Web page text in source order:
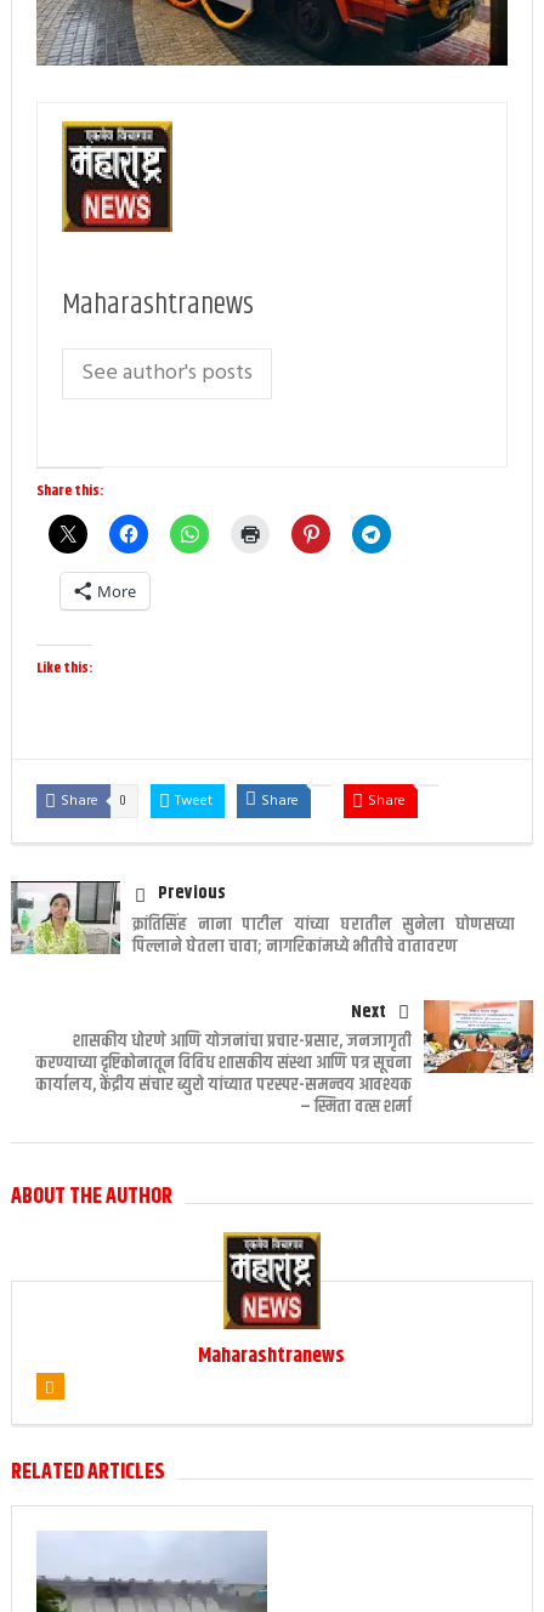
Maharashtranews
See author's posts
Share this:
More
Like this:
Share 0 Tweet Share Share
Previous
क्रांतिसिंह नाना पाटील यांच्या घरातील सुनेला घोणसच्या
पिल्लाने घेतला चावा; नागरिकांमध्ये भीतीचे वातावरण
Next
शासकीय धोरणे आणि योजनांचा प्रचार-प्रसार, जनजागृती
करण्याच्या दृष्टिकोनातून विविध शासकीय संस्था आणि पत्र सूचना
कार्यालय, केंद्रीय संचार ब्युरो यांच्यात परस्पर-समन्वय आवश्यक
– स्मिता वत्स शर्मा
ABOUT THE AUTHOR
Maharashtranews
RELATED ARTICLES